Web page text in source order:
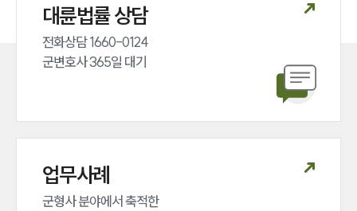
구성원 소개
군전문변호사
언론보도
뉴스레터/브로슈어
대륜법률 상담
전화상담 1660-0124
군변호사 365일 대기
업무사례
군형사 분야에서 축적한